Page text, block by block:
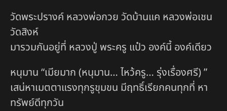
วัดพระปรางค์ หลวงพ่อกวย วัดบ้านแค หลวงพ่อเชน
วัดสิงห์
มารวมกันอยู่ที่ หลวงปู่ พระครู แป๋ว องค์นี้ องค์เดียว
หนุมาน “เมียมาก (หนุมาน… ไหว้ครู… รุ่งเรื่องศรี) ”
เสน่หาเมตตาแรงทุกรูขุมขน มีฤทธิ์เรียกคนทุกที่ หา
ทรัพย์ดีทุกวัน